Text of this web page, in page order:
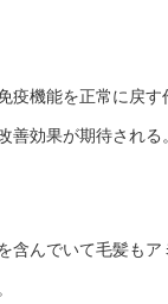
疫機能を正常に戻す
善効果が期待される。
含んでいて毛髪もア